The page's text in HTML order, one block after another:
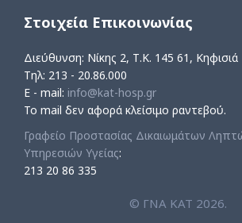
Στοιχεία Επικοινωνίας
Διεύθυνση: Νίκης 2, Τ.Κ. 145 61, Κηφισιά
Τηλ: 213 - 20.86.000
E - mail: info@kat-hosp.gr
Το mail δεν αφορά κλείσιμο ραντεβού.
Γραφείο Προστασίας Δικαιωμάτων
Υπηρεσιών Υγείας:
213 20 86 335
© ΓΝΑ ΚΑΤ 2026.